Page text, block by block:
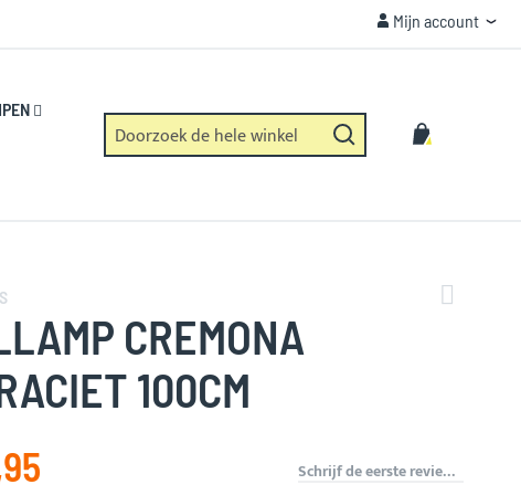
Https verbinding en geen dataverzameling.
Mijn account
Mijn account
Zoek
Zoek
CREMONA
100CM
Schrijf de eerste review over dit product